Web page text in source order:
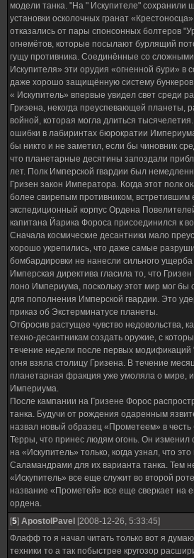
модели танка. "На " Искупителе" сохранили
установки осколочных гранат
отказались от пары спонсонных болтеров
огнемётов, которые посылают бурлящий
гущу противника. Соединённые со
Искупителя» эти орудия «огненной бури» в
даже хорошо защищённую систему
« Искупитель» впервые увидел свет среди
Гризена, некогда преуспевающей планеты,
войной, которая могла длиться
ошибки в лабиринтах бюрократии
бы никто и не заметил, если бы чиновник
что планетарные десятины запоздали
лет. Полк Имперской гвардии был
Гризен закон Императора. Когда этот полк
более свирепым противником, встретившим
экспедиционный корпус Ордена
капитана Йарика Фороса присоединился к
Сначала космические десантники мало
хорошо укрепились, что даже самые
бомбардировки не нанесли сильного
Имперская директива гласила то, что
лоно Империума, поскольку этот мир мог бы
для пополнения Имперской гвардии. Это
приказ об Экстерминатусе планеты.
Отбросив растущее чувство недовольства,
техно-десантникам создать оружие, с
течение недели после первых
огня взяла столицу Гризена. В течение
планетарная фракция уже умоляла о мире,
Империума.
После кампании на Гризене Форос
танка. Будучи от рождения одаренным
назвал новый образец «Прометеем» в честь
Терры, что принес людям огонь. Он
на «Искупитель» только, когда узнал, что
Саламандрами для их варианта танка. Тем
«Искупитель» все еще служит во второй
название «Прометей» все еще сверкает на
ордена.
[5] ApostolPavel [2008-12-26, 5:33:45]
Флафф то я начал читать только вот я
техники то а так побыстрее кругозор